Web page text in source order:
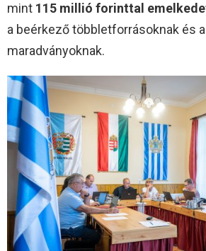
mint 115 millió forinttal
a beérkező többletforrásoknak és
maradványoknak.